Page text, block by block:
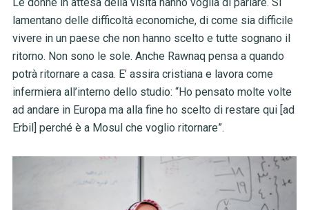
lamentano delle difficoltà economiche, di come sia difficile
vivere in un paese che non hanno scelto e tutte sognano il
ritorno. Non sono le sole. Anche Rawnaq pensa a quando
potrà ritornare a casa. E’ assira cristiana e lavora come
infermiera all’interno dello studio: “Ho pensato molte volte
ad andare in Europa ma alla fine ho scelto di restare qui [ad
Erbil] perché è a Mosul che voglio ritornare”.